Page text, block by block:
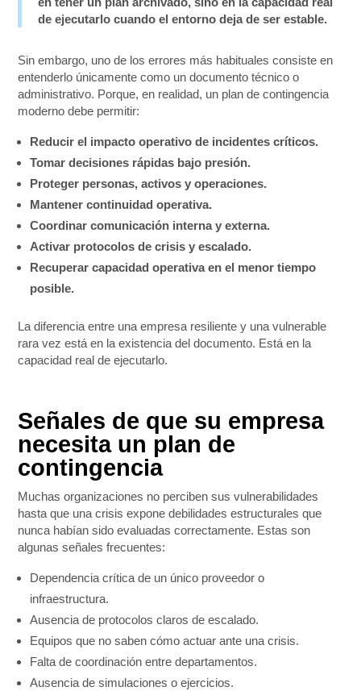
de ejecutarlo cuando el entorno deja de ser estable.
Sin embargo, uno de los errores más habituales consiste en
entenderlo únicamente como un documento técnico o
administrativo. Porque, en realidad, un plan de contingencia
moderno debe permitir:
Reducir el impacto operativo de incidentes críticos.
Tomar decisiones rápidas bajo presión.
Proteger personas, activos y operaciones.
Mantener continuidad operativa.
Coordinar comunicación interna y externa.
Activar protocolos de crisis y escalado.
Recuperar capacidad operativa en el menor tiempo
posible.
La diferencia entre una empresa resiliente y una vulnerable
rara vez está en la existencia del documento. Está en la
capacidad real de ejecutarlo.
Señales de que su empresa
necesita un plan de
contingencia
Muchas organizaciones no perciben sus vulnerabilidades
hasta que una crisis expone debilidades estructurales que
nunca habían sido evaluadas correctamente. Estas son
algunas señales frecuentes:
Dependencia crítica de un único proveedor o
infraestructura.
Ausencia de protocolos claros de escalado.
Equipos que no saben cómo actuar ante una crisis.
Falta de coordinación entre departamentos.
Ausencia de simulaciones o ejercicios.